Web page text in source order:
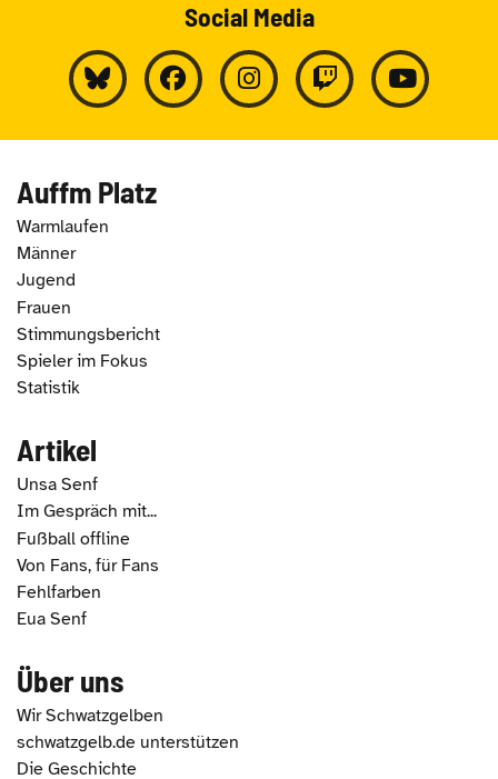
Social Media
Auffm Platz
Warmlaufen
Männer
Jugend
Frauen
Stimmungsbericht
Spieler im Fokus
Statistik
Artikel
Unsa Senf
Im Gespräch mit...
Fußball offline
Von Fans, für Fans
Fehlfarben
Eua Senf
Über uns
Wir Schwatzgelben
schwatzgelb.de unterstützen
Die Geschichte